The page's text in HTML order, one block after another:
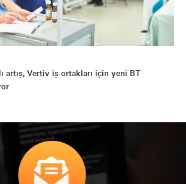
artış, Vertiv iş ortakları için yeni BT